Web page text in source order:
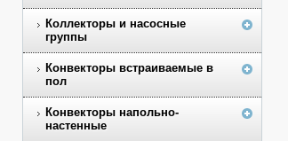
Коллекторы и насосные
группы
Конвекторы встраиваемые в
пол
Конвекторы напольно-
настенные